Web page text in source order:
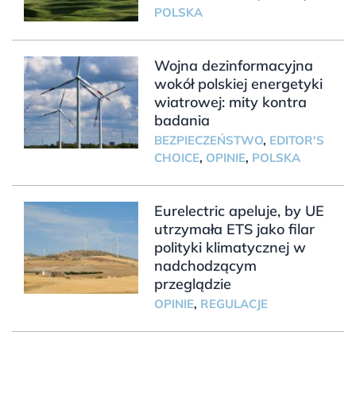
POLSKA
Wojna dezinformacyjna
wokół polskiej energetyki
wiatrowej: mity kontra
badania
BEZPIECZEŃSTWO, EDITOR'S
CHOICE, OPINIE, POLSKA
Eurelectric apeluje, by UE
utrzymała ETS jako filar
polityki klimatycznej w
nadchodzącym
przeglądzie
OPINIE, REGULACJE